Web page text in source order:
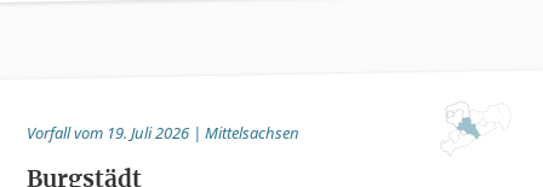
Vorfall vom 19. Juli 2026 | Mittelsachsen
Burgstädt